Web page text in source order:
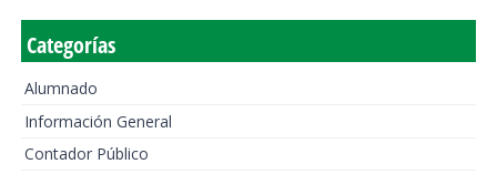
Categorías
Alumnado
Información General
Contador Público